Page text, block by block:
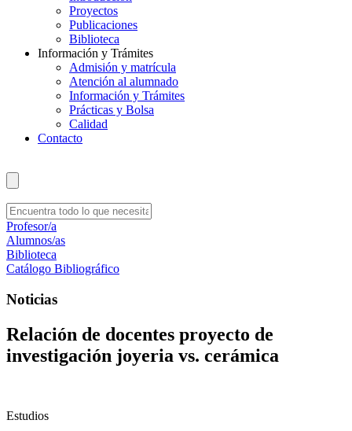
Proyectos
Publicaciones
Biblioteca
Información y Trámites
Admisión y matrícula
Atención al alumnado
Información y Trámites
Prácticas y Bolsa
Calidad
Contacto
Profesor/a
Alumnos/as
Biblioteca
Catálogo Bibliográfico
Noticias
Relación de docentes proyecto de
investigación joyeria vs. cerámica
Estudios